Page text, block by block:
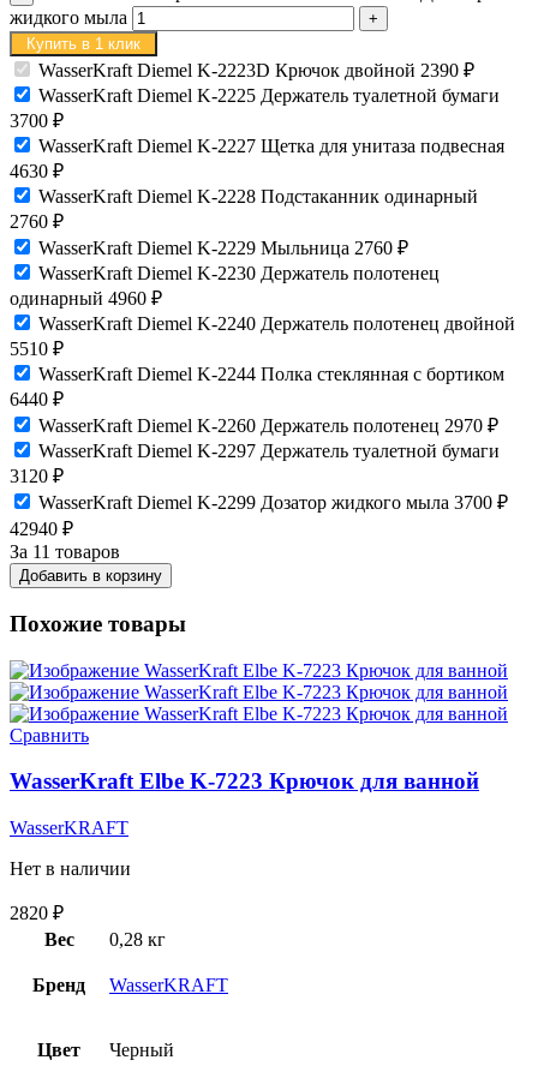
жидкого мыла
Купить в 1 клик
WasserKraft Diemel K-2223D Крючок двойной 2390 ₽
WasserKraft Diemel K-2225 Держатель туалетной бумаги
3700 ₽
WasserKraft Diemel K-2227 Щетка для унитаза подвесная
4630 ₽
WasserKraft Diemel K-2228 Подстаканник одинарный
2760 ₽
WasserKraft Diemel K-2229 Мыльница 2760 ₽
WasserKraft Diemel K-2230 Держатель полотенец
одинарный 4960 ₽
WasserKraft Diemel K-2240 Держатель полотенец двойной
5510 ₽
WasserKraft Diemel K-2244 Полка стеклянная с бортиком
6440 ₽
WasserKraft Diemel K-2260 Держатель полотенец 2970 ₽
WasserKraft Diemel K-2297 Держатель туалетной бумаги
3120 ₽
WasserKraft Diemel K-2299 Дозатор жидкого мыла 3700 ₽
42940 ₽
За 11 товаров
Добавить в корзину
Похожие товары
Сравнить
WasserKraft Elbe K-7223 Крючок для ванной
WasserKRAFT
Нет в наличии
2820 ₽
Вес
0,28 кг
Бренд WasserKRAFT
Цвет Черный